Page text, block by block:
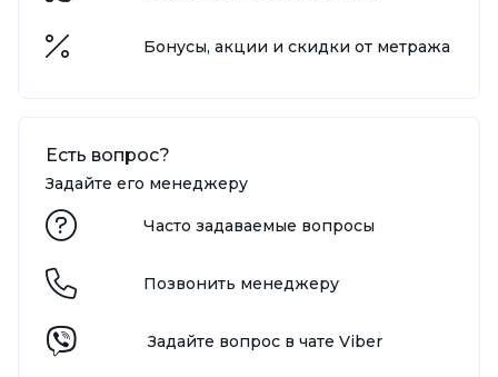
Бонусы, акции и скидки от метража
Есть вопрос?
Задайте его менеджеру
Часто задаваемые вопросы
Позвонить менеджеру
Задайте вопрос в чате Viber